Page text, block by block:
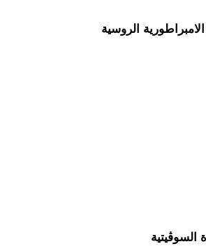
الروسية
السوڤيتية